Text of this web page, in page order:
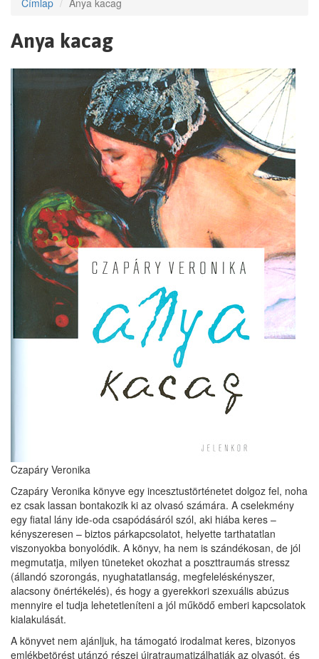
Címlap Anya kacag
Anya kacag
Czapáry Veronika
Czapáry Veronika könyve egy incesztustörténetet dolgoz fel, noha
ez csak lassan bontakozik ki az olvasó számára. A cselekmény
egy fiatal lány ide-oda csapódásáról szól, aki hiába keres –
kényszeresen – biztos párkapcsolatot, helyette tarthatatlan
viszonyokba bonyolódik. A könyv, ha nem is szándékosan, de jól
megmutatja, milyen tüneteket okozhat a poszttraumás stressz
(állandó szorongás, nyughatatlanság, megfeleléskényszer,
alacsony önértékelés), és hogy a gyerekkori szexuális abúzus
mennyire el tudja lehetetleníteni a jól működő emberi kapcsolatok
kialakulását.
A könyvet nem ajánljuk, ha támogató irodalmat keres, bizonyos
emlékbetörést utánzó részei újratraumatizálhatják az olvasót, és